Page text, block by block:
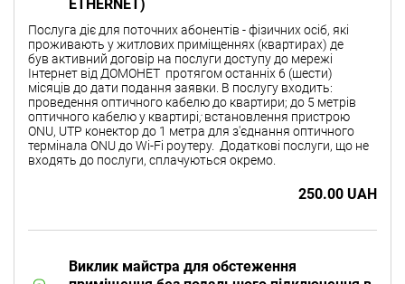
ETHERNET)
Послуга діє для поточних абонентів - фізичних осіб, які
проживають у житлових приміщеннях (квартирах) де
був активний договір на послуги доступу до мережі
Інтернет від ДОМОНЕТ протягом останніх 6 (шести)
місяців до дати подання заявки. В послугу входить:
проведення оптичного кабелю до квартири; до 5 метрів
оптичного кабелю у квартирі;встановлення пристрою
ONU, UTP конектор до 1 метра для з'єднання оптичного
термінала ONU до Wi-Fi роутеру. Додаткові послуги, що не
входять до послуги, сплачуються окремо.
250.00 UAH
Виклик майстра для обстеження